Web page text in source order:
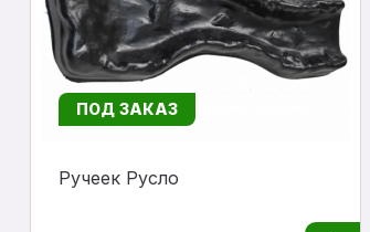
ПОД ЗАКАЗ
Ручеек Русло